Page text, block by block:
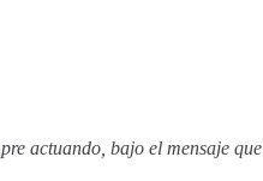
actuando, bajo el mensaje